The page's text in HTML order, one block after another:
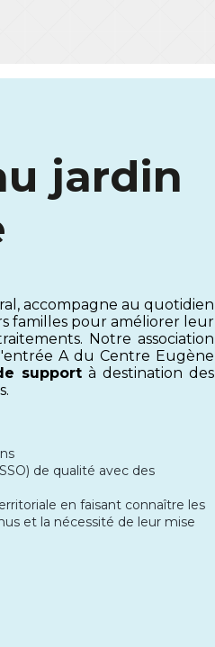
jardin
accompagne au quotidien
familles pour améliorer leur
Notre association
A du Centre Eugène
supportà destination des
de qualité avec des
en faisant connaître les
et la nécessité de leur mise